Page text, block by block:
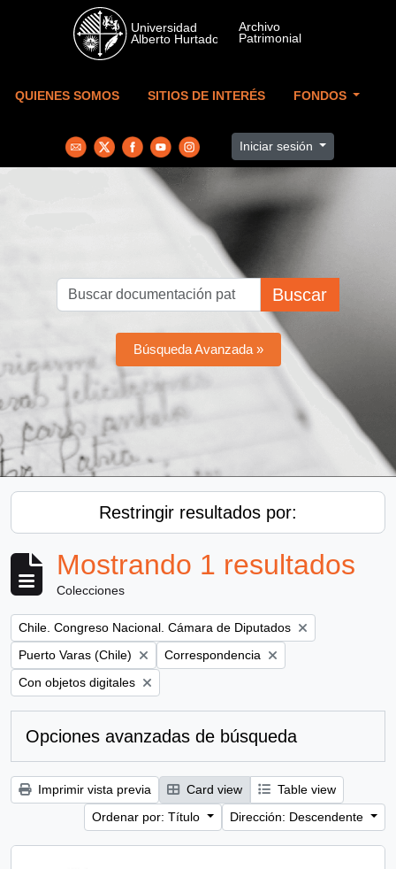
Skip to main content
QUIENES SOMOS SITIOS DE INTERÉS FONDOS
Iniciar sesión
Buscar
Búsqueda Avanzada »
Restringir resultados por:
Mostrando 1 resultados
Colecciones
Remove filter:
Chile. Congreso Nacional. Cámara de Diputados
Remove filter:
Puerto Varas (Chile) Remove filter:
Correspondencia
Remove filter:
Con objetos digitales
Opciones avanzadas de búsqueda
Imprimir vista previa Card view
Table view
Ordenar por: Título
Dirección: Descendente